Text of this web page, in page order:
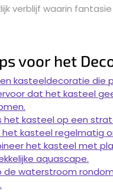
verblijf waarin
voor het
kasteeldecoratie die
dat het kasteel
het kasteel op een
het kasteel regelmatig
het kasteel met
aquascape.
de waterstroom